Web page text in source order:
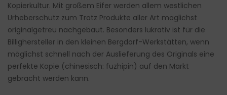
Kopierkultur. Mit großem Eifer werden allem westlichen
Urheberschutz zum Trotz Produkte aller Art möglichst
originalgetreu nachgebaut. Besonders lukrativ ist für die
Billighersteller in den kleinen Bergdorf-Werkstätten, wenn
möglichst schnell nach der Auslieferung des Originals eine
perfekte Kopie (chinesisch: fuzhipin) auf den Markt
gebracht werden kann.